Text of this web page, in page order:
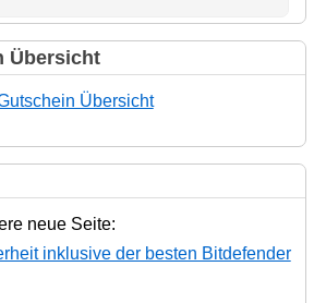
Übersicht
Übersicht
neue Seite:
inklusive der besten Bitdefender